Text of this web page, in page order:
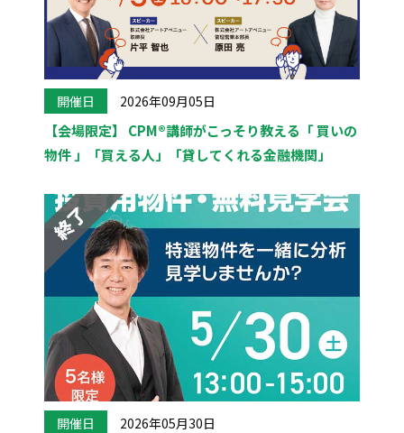
開催日 2026年09月05日
【会場限定】 CPM®講師がこっそり教える「 買いの
物件 」「買える人」「貸してくれる金融機関」
開催日 2026年05月30日